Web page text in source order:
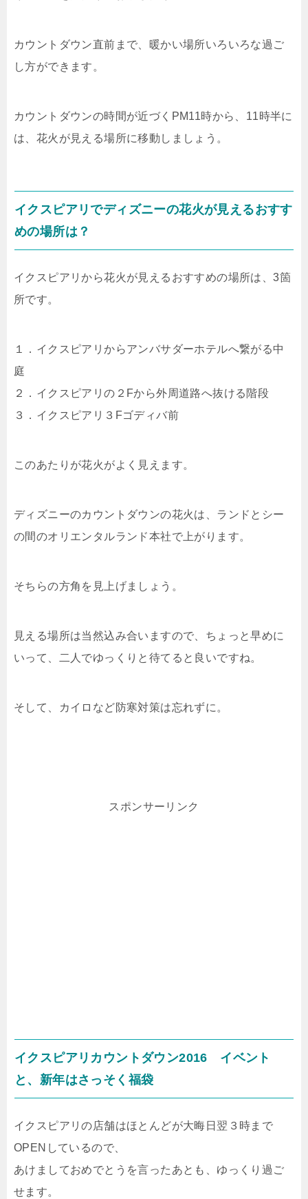
カウントダウン直前まで、暖かい場所いろいろな過ご
し方ができます。
カウントダウンの時間が近づくPM11時から、11時半に
は、花火が見える場所に移動しましょう。
イクスピアリでディズニーの花火が見えるおすす
めの場所は？
イクスピアリから花火が見えるおすすめの場所は、3箇
所です。
１．イクスピアリからアンバサダーホテルへ繋がる中
庭
２．イクスピアリの２Fから外周道路へ抜ける階段
３．イクスピアリ３Fゴディバ前
このあたりが花火がよく見えます。
ディズニーのカウントダウンの花火は、ランドとシー
の間のオリエンタルランド本社で上がります。
そちらの方角を見上げましょう。
見える場所は当然込み合いますので、ちょっと早めに
いって、二人でゆっくりと待てると良いですね。
そして、カイロなど防寒対策は忘れずに。
スポンサーリンク
イクスピアリカウントダウン2016 イベント
と、新年はさっそく福袋
イクスピアリの店舗はほとんどが大晦日翌３時まで
OPENしているので、
あけましておめでとうを言ったあとも、ゆっくり過ご
せます。